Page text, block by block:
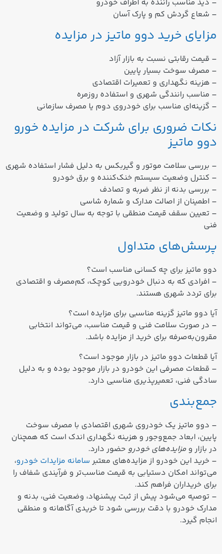
– دید مناسب راننده به اطراف خودرو
– شعاع گردش کم و پارک آسان
مزایای خرید دوو ماتیز در مزایده
– قیمت رقابتی نسبت به بازار آزاد
– مصرف سوخت بسیار پایین
– هزینه نگهداری و تعمیرات اقتصادی
– مناسب رانندگی شهری و استفاده روزمره
– گزینه‌ای مناسب برای خودروی دوم یا مصرف سازمانی
نکات ضروری برای شرکت در مزایده خورو
دوو ماتیز
– بررسی سلامت موتور و گیربکس به دلیل فشار استفاده شهری
– کنترل وضعیت سیستم خنک‌کننده و برق خودرو
– بررسی بدنه از نظر ضربه و تصادف
– اطمینان از اصالت مدارک و شماره شاسی
– تعیین سقف قیمت منطقی با توجه به سال تولید و وضعیت
فنی
پرسش‌های متداول
دوو ماتیز برای چه کسانی مناسب است؟
– افرادی که به دنبال خودرویی کوچک، کم‌مصرف و اقتصادی
برای تردد شهری هستند.
آیا دوو ماتیز گزینه مناسبی برای مزایده است؟
– در صورت سلامت فنی و قیمت مناسب، می‌تواند انتخابی
مقرون‌به‌صرفه برای خرید از مزایده باشد.
آیا قطعات دوو ماتیز در بازار موجود است؟
– قطعات مصرفی این خودرو در بازار موجود بوده و به دلیل
سادگی فنی، تعمیرپذیری مناسبی دارد.
جمع‌بندی
– دوو ماتیز یک خودروی شهری اقتصادی با مصرف سوخت
پایین، ابعاد جمع‌وجور و هزینه نگهداری اندک است که همچنان
در بازار و مزایده‌های خودرو حضور دارد.
– خرید این خودرو از مزایده‌های معتبر سامانه مزایدات خودرو،
می‌تواند امکان دستیابی به قیمت مناسب‌تر و فرآیندی شفاف را
برای خریداران فراهم کند.
– توصیه می‌شود پیش از ثبت پیشنهاد، وضعیت فنی، بدنه و
مدارک خودرو با دقت بررسی شود تا خریدی آگاهانه و منطقی
انجام گیرد.